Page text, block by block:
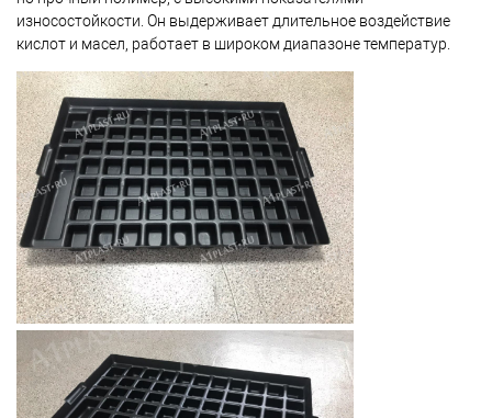
износостойкости. Он выдерживает длительное воздействие
кислот и масел, работает в широком диапазоне температур.